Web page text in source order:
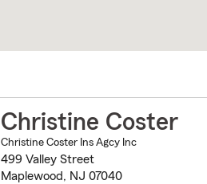
Christine Coster
Christine Coster Ins Agcy Inc
499 Valley Street
Maplewood, NJ 07040